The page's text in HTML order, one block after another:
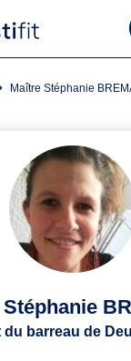
Maître Stéphanie
du barreau de